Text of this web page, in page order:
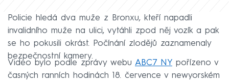
Policie hledá dva muže z Bronxu, kteří napadli
invalidního muže na ulici, vytáhli zpod něj vozík a pak
se ho pokusili okrást. Počínání zlodějů zaznamenaly
bezpečnostní kamery.
Video bylo podle zprávy webu ABC7 NY pořízeno v
časných ranních hodinách 18. července v newyorském